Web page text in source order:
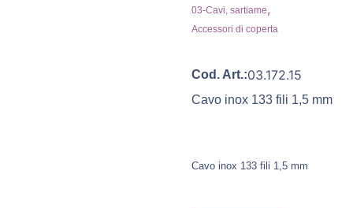
03-Cavi, sartiame,
Accessori di coperta
Cod. Art.:03.172.15
Cavo inox 133 fili 1,5 mm
Cavo inox 133 fili 1,5 mm